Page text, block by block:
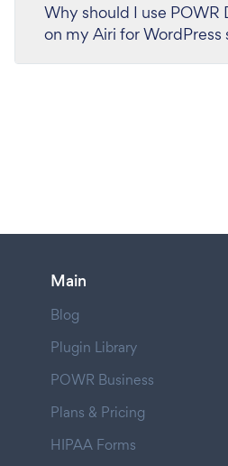
Why should I use POWR
on my Airi for WordPress
Main
Blog
Plugin Library
POWR Business
Plans & Pricing
HIPAA Forms